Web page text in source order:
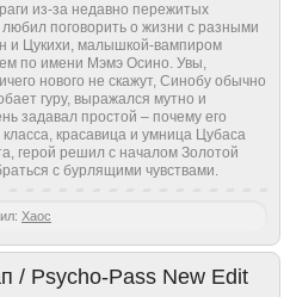
из-за недавно пережитых
поговорить о жизни с разными
и Цукихи, малышкой-вампиром
по имени Мэмэ Осино. Увы,
нового не скажут, Синобу обычно
гуру, выражался мутно и
задавал простой – почему его
красавица и умница Цубаса
герой решил с началом Золотой
с бурлящими чувствами.
Xaoc
/ Psycho-Pass New Edit